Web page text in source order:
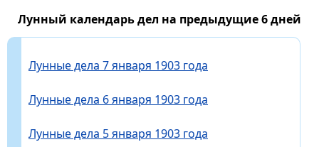
Лунный календарь дел на предыдущие 6 дней
Лунные дела 7 января 1903 года
Лунные дела 6 января 1903 года
Лунные дела 5 января 1903 года